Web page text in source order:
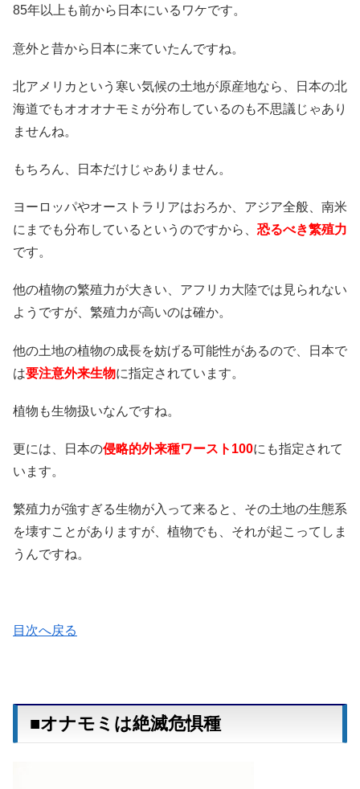
85年以上も前から日本にいるワケです。
意外と昔から日本に来ていたんですね。
北アメリカという寒い気候の土地が原産地なら、日本の北
海道でもオオオナモミが分布しているのも不思議じゃあり
ませんね。
もちろん、日本だけじゃありません。
ヨーロッパやオーストラリアはおろか、アジア全般、南米
にまでも分布しているというのですから、 恐るべき繁殖力
です。
他の植物の繁殖力が大きい、アフリカ大陸では見られない
ようですが、繁殖力が高いのは確か。
他の土地の植物の成長を妨げる可能性があるので、日本で
は要注意外来生物に指定されています。
植物も生物扱いなんですね。
更には、日本の侵略的外来種ワースト100にも指定されて
います。
繁殖力が強すぎる生物が入って来ると、その土地の生態系
を壊すことがありますが、植物でも、それが起こってしま
うんですね。
目次へ戻る
■オナモミは絶滅危惧種